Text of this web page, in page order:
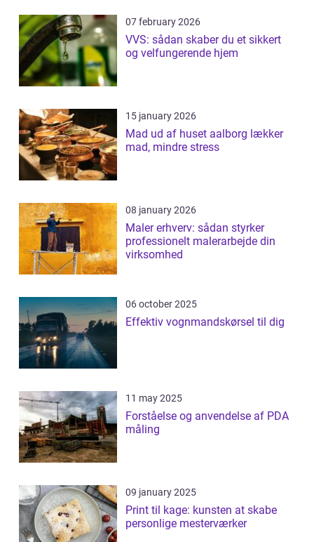
07 february 2026
VVS: sådan skaber du et sikkert
og velfungerende hjem
15 january 2026
Mad ud af huset aalborg lækker
mad, mindre stress
08 january 2026
Maler erhverv: sådan styrker
professionelt malerarbejde din
virksomhed
06 october 2025
Effektiv vognmandskørsel til dig
11 may 2025
Forståelse og anvendelse af PDA
måling
09 january 2025
Print til kage: kunsten at skabe
personlige mesterværker